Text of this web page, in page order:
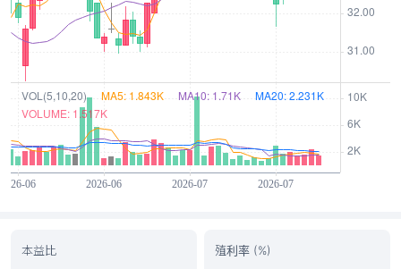
本益比 殖利率 (%)